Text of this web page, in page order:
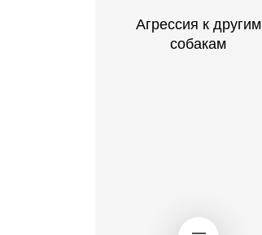
Агрессия к другим
собакам